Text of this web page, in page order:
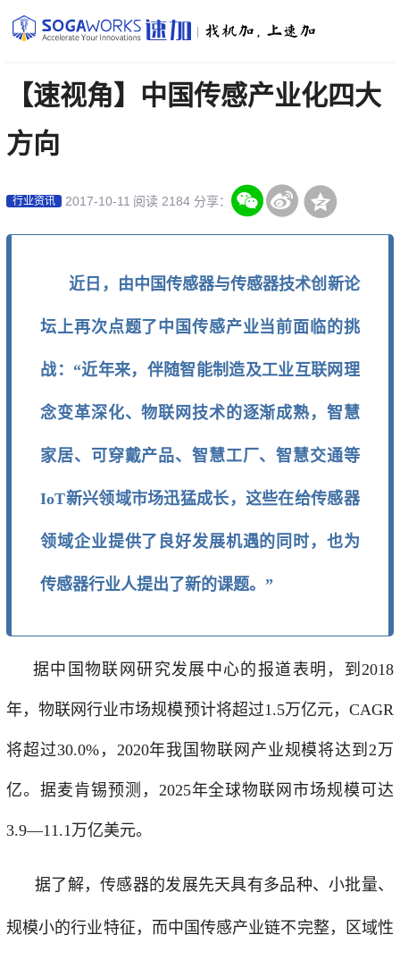
【速视角】中国传感产业化四大
方向
行业资讯 2017-10-11 阅读 2184 分享：
近日，由中国传感器与传感器技术创新论
坛上再次点题了中国传感产业当前面临的挑
战：“近年来，伴随智能制造及工业互联网理
念变革深化、物联网技术的逐渐成熟，智慧
家居、可穿戴产品、智慧工厂、智慧交通等
IoT新兴领域市场迅猛成长，这些在给传感器
领域企业提供了良好发展机遇的同时，也为
传感器行业人提出了新的课题。”
据中国物联网研究发展中心的报道表明，到2018
年，物联网行业市场规模预计将超过1.5万亿元，CAGR
将超过30.0%，2020年我国物联网产业规模将达到2万
亿。据麦肯锡预测，2025年全球物联网市场规模可达
3.9—11.1万亿美元。
据了解，传感器的发展先天具有多品种、小批量、
规模小的行业特征，而中国传感产业链不完整，区域性